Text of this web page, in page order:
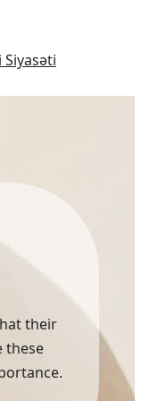
Siyasəti
their
these